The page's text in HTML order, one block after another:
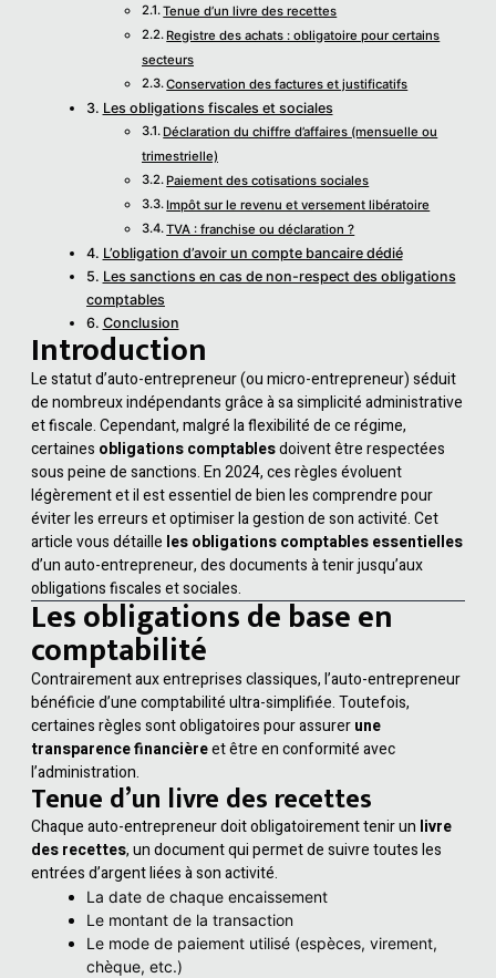
Tenue d’un livre des recettes
Registre des achats : obligatoire pour certains
secteurs
Conservation des factures et justificatifs
Les obligations fiscales et sociales
Déclaration du chiffre d’affaires (mensuelle ou
trimestrielle)
Paiement des cotisations sociales
Impôt sur le revenu et versement libératoire
TVA : franchise ou déclaration ?
L’obligation d’avoir un compte bancaire dédié
Les sanctions en cas de non-respect des obligations
comptables
Conclusion
Introduction
Le statut d’auto-entrepreneur (ou micro-entrepreneur) séduit
de nombreux indépendants grâce à sa simplicité administrative
et fiscale. Cependant, malgré la flexibilité de ce régime,
certaines obligations comptablesdoivent être respectées
sous peine de sanctions. En 2024, ces règles évoluent
légèrement et il est essentiel de bien les comprendre pour
éviter les erreurs et optimiser la gestion de son activité. Cet
article vous détaille les obligations comptables essentielles
d’un auto-entrepreneur, des documents à tenir jusqu’aux
obligations fiscales et sociales.
Les obligations de base en
comptabilité
Contrairement aux entreprises classiques, l’auto-entrepreneur
bénéficie d’une comptabilité ultra-simplifiée. Toutefois,
certaines règles sont obligatoires pour assurerune
transparence financièreet être en conformité avec
l’administration.
Tenue d’un livre des recettes
Chaque auto-entrepreneur doit obligatoirement tenir un livre
des recettes, un document qui permet de suivre toutes les
entrées d’argent liées à son activité.
La date de chaque encaissement
Le montant de la transaction
Le mode de paiement utilisé (espèces, virement,
chèque, etc.)